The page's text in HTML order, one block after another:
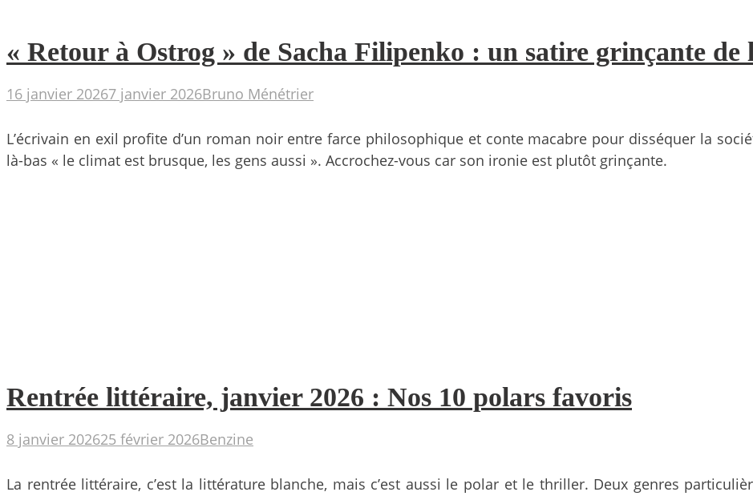
« Retour à Ostrog » de Sacha Filipenko : un satire grinçante de
16 janvier 20267 janvier 2026Bruno Ménétrier
L’écrivain en exil profite d’un roman noir entre farce philosophique et conte macabre pour disséquer la
là-bas « le climat est brusque, les gens aussi ». Accrochez-vous car son ironie est plutôt grinçante.
Rentrée littéraire, janvier 2026 : Nos 10 polars favoris
8 janvier 202625 février 2026Benzine
La rentrée littéraire, c’est la littérature blanche, mais c’est aussi le polar et le thriller. Deux genres